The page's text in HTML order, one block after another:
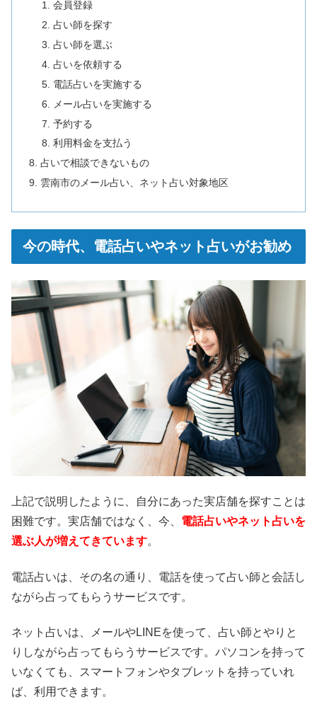
会員登録
占い師を探す
占い師を選ぶ
占いを依頼する
電話占いを実施する
メール占いを実施する
予約する
利用料金を支払う
占いで相談できないもの
雲南市のメール占い、ネット占い対象地区
今の時代、電話占いやネット占いがお勧め
上記で説明したように、自分にあった実店舗を探すことは
困難です。実店舗ではなく、今、 電話占いやネット占いを
選ぶ人が増えてきています。
電話占いは、その名の通り、電話を使って占い師と会話し
ながら占ってもらうサービスです。
ネット占いは、メールやLINEを使って、占い師とやりと
りしながら占ってもらうサービスです。パソコンを持って
いなくても、スマートフォンやタブレットを持っていれ
ば、利用できます。